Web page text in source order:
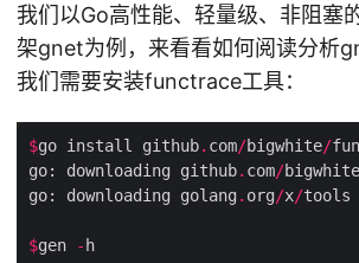
我们以Go高性能、轻量级、非阻塞
架gnet为例，来看看如何阅读分析
我们需要安装functrace工具：
$go install github. com/bigwhite/
go: downloading github. com/bigwhite
go: downloading golang . org/x/tools
$gen -